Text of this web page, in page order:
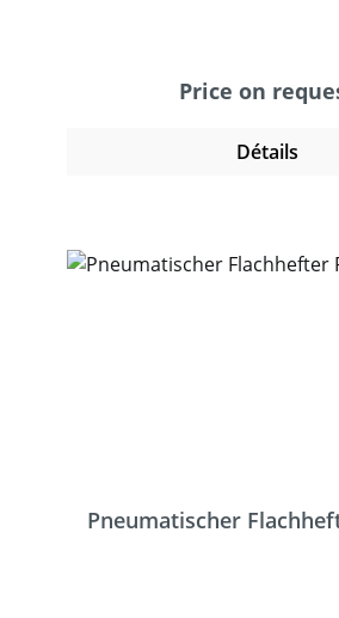
freistehende Gerät
Heftvorgang wird mit einem
den professionellen
Price on
Détails
Pneumatischer